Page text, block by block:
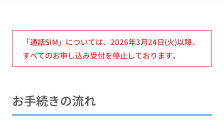
「通話SIM」については、2026年3月24日(火)以降、
すべてのお申し込み受付を停止しております。
お手続きの流れ